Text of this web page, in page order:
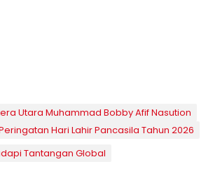
Utara Muhammad Bobby Afif Nasution
Hari Lahir Pancasila Tahun 2026
Tantangan Global